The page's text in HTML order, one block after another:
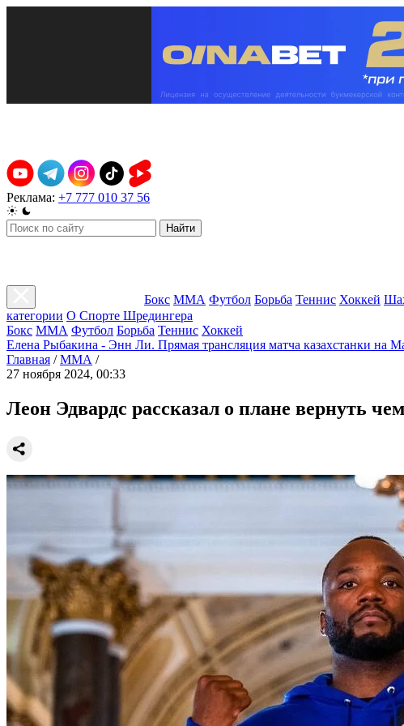
Реклама: +7 777 010 37 56
Найти
Бокс ММА Футбол Борьба Теннис Хоккей
категории О Спорте Шредингера
Бокс ММА Футбол Борьба Теннис Хоккей
Елена Рыбакина - Энн Ли. Прямая трансляция матча казахстанки на
Главная / ММА /
27 ноября 2024, 00:33
Леон Эдвардс рассказал о плане вернуть